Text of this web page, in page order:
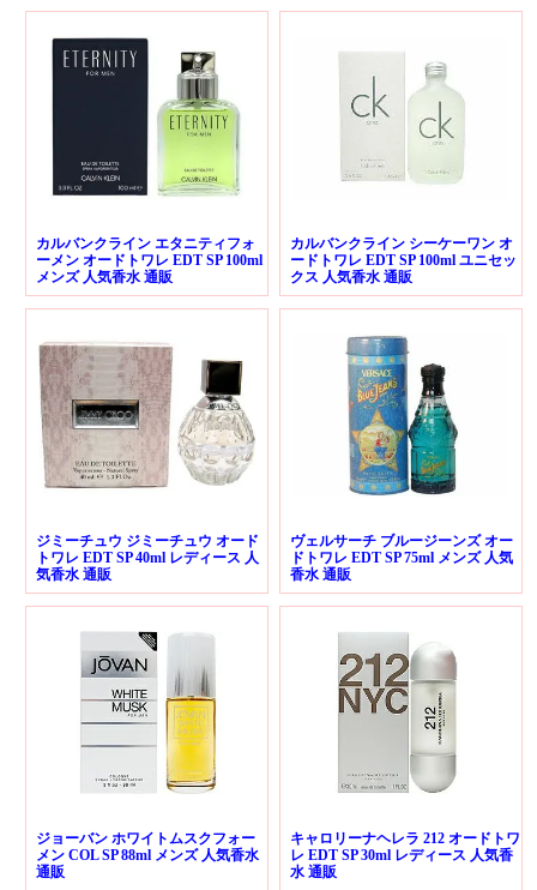
カルバンクライン エタニティフォ
ーメン オードトワレ EDT SP 100ml
メンズ 人気香水 通販
カルバンクライン シーケーワン オ
ードトワレ EDT SP 100ml ユニセッ
クス 人気香水 通販
ジミーチュウ ジミーチュウ オード
トワレ EDT SP 40ml レディース 人
気香水 通販
ヴェルサーチ ブルージーンズ オー
ドトワレ EDT SP 75ml メンズ 人気
香水 通販
ジョーバン ホワイトムスクフォー
メン COL SP 88ml メンズ 人気香水
通販
キャロリーナヘレラ 212 オードトワ
レ EDT SP 30ml レディース 人気香
水 通販